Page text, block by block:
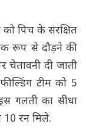
पिच के संरक्षित
रूप से दौड़ने की
चेतावनी दी जाती
टीम को 5
गलती का सीधा
10 रन मिले.